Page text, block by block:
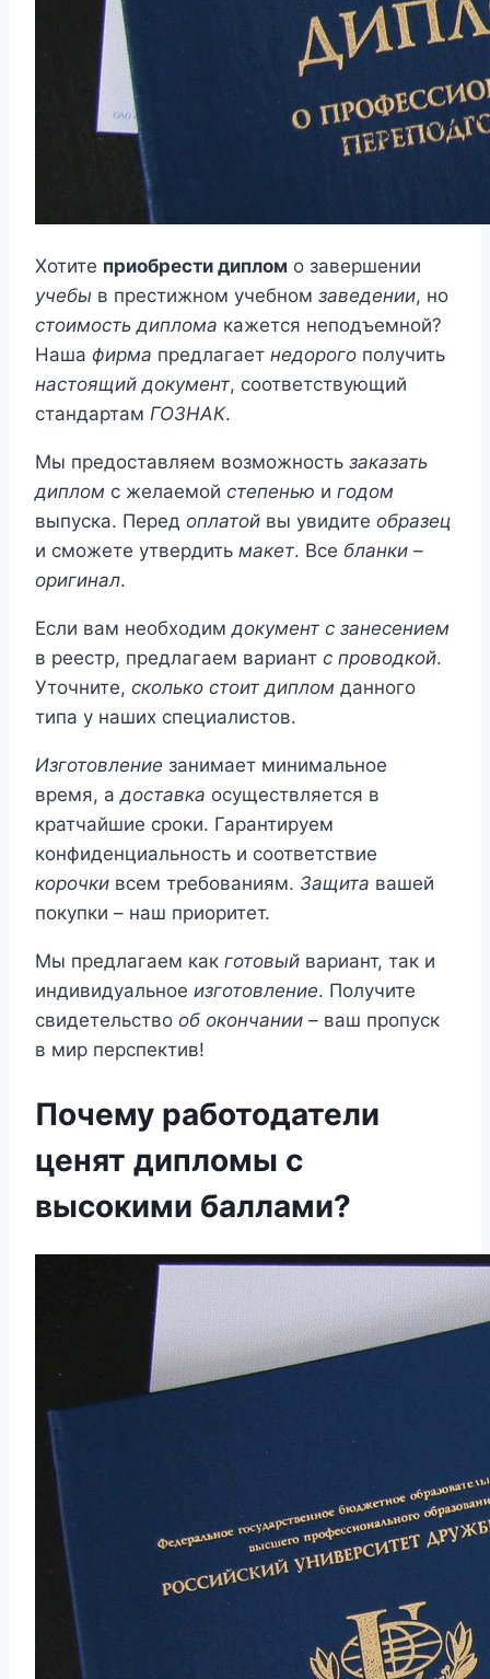
Хотите приобрести диплом о завершении
учебы в престижном учебном заведении, но
стоимость диплома кажется неподъемной?
Наша фирма предлагает недорого получить
настоящий документ, соответствующий
стандартам ГОЗНАК.
Мы предоставляем возможность заказать
диплом с желаемой степенью и годом
выпуска. Перед оплатой вы увидите образец
и сможете утвердить макет. Все бланки –
оригинал.
Если вам необходимдокумент с занесением
в реестр, предлагаем вариант с проводкой.
Уточните, сколько стоит диплом данного
типа у наших специалистов.
Изготовление занимает минимальное
время, адоставка осуществляется в
кратчайшие сроки. Гарантируем
конфиденциальность и соответствие
корочки всем требованиям. Защита вашей
покупки – наш приоритет.
Мы предлагаем как готовый вариант, так и
индивидуальное изготовление. Получите
свидетельство об окончании – ваш пропуск
в мир перспектив!
Почему работодатели
ценят дипломы с
высокими баллами?